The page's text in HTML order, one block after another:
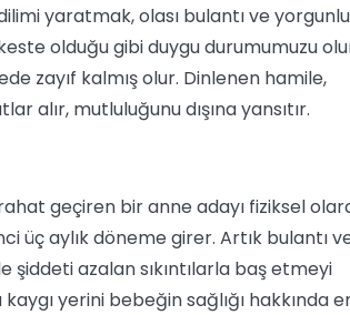
yaratmak, olası bulantı ve
olduğu gibi duygu durumumuzu
zayıf kalmış olur. Dinlenen hamile,
alır, mutluluğunu dışına yansıtır.
geçiren bir anne adayı fiziksel
üç aylık döneme girer. Artık bulantı
azalan sıkıntılarla baş etmeyi
yerini bebeğin sağlığı hakkında